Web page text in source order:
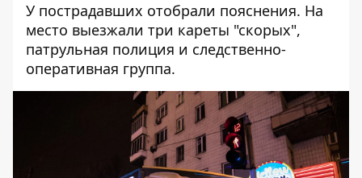
У пострадавших отобрали пояснения. На
место выезжали три кареты "скорых",
патрульная полиция и следственно-
оперативная группа.